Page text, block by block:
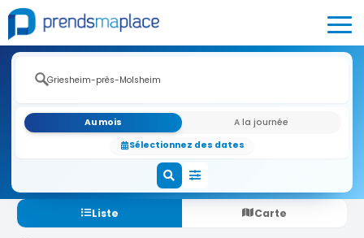
Au mois
A la journée
Sélectionnez des dates
Liste Carte